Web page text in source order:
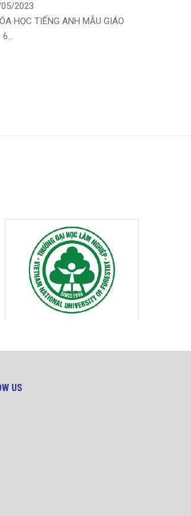
2023
HỌC TIẾNG ANH MẪU GIÁO
US